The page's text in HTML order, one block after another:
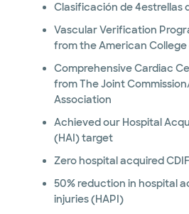
Clasificación de 4estrellas
Vascular Verification
from the American
Comprehensive Cardiac
from The Joint
Association
Achieved our Hospital
(HAI) target
Zero hospital acquired
50% reduction in hospital
injuries (HAPI)